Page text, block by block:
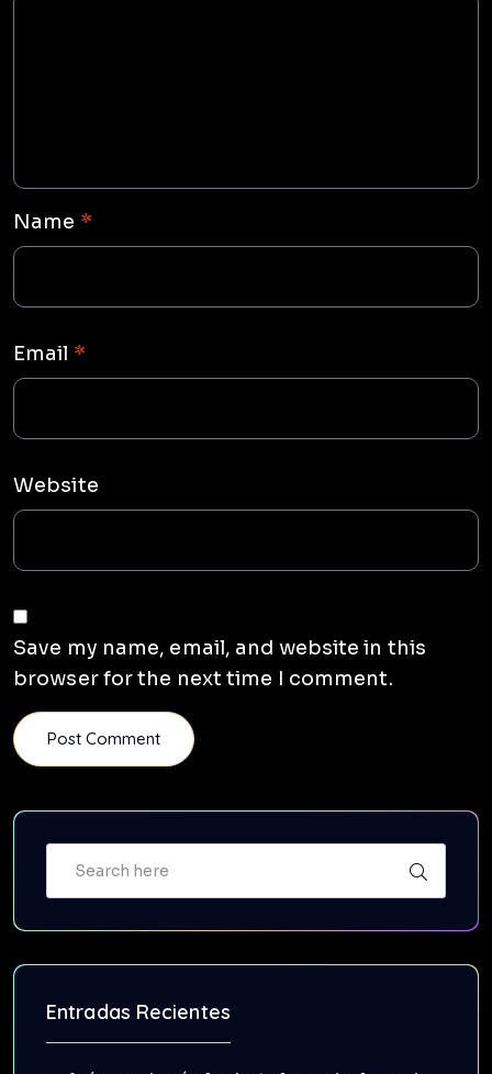
Name *
Email *
Website
Save my name, email, and website in this
browser for the next time I comment.
Entradas Recientes